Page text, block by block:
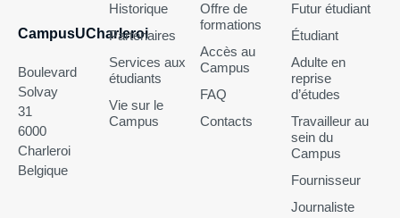
CampusUCharleroi
Boulevard
Solvay
31
6000
Charleroi
Belgique
Historique
Partenaires
Services aux
étudiants
Vie sur le
Campus
Offre de
formations
Accès au
Campus
FAQ
Contacts
Futur étudiant
Étudiant
Adulte en
reprise
d’études
Travailleur au
sein du
Campus
Fournisseur
Journaliste